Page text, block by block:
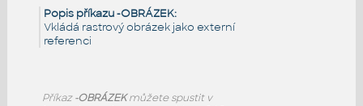
Popis příkazu -OBRÁZEK:
Vkládá rastrový obrázek jako externí
referenci
Příkaz-OBRÁZEKmůžete spustit v